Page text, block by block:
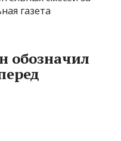
обозначил